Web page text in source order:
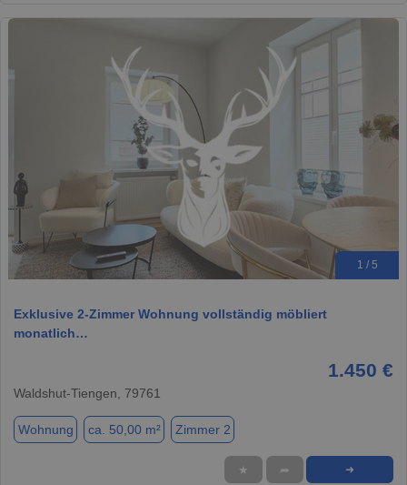
1 / 5
Exklusive 2-Zimmer Wohnung vollständig möbliert
monatlich…
1.450 €
Waldshut-Tiengen, 79761
Wohnung ca. 50,00 m² Zimmer 2
★ ➦ ➜